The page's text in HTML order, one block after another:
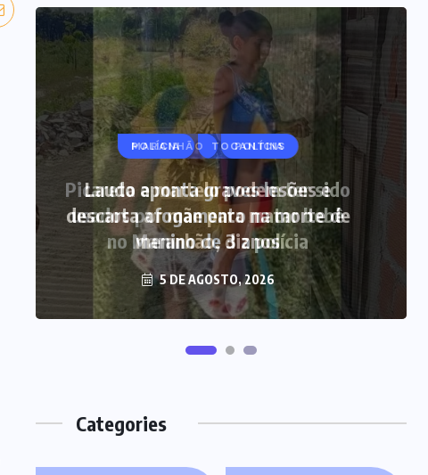
MARANHÃO POLÍCIA
Picareta e martelo podem ter sido
usados por mãe para matar bebê
no Maranhão, diz polícia
5 DE AGOSTO, 2026
Categories